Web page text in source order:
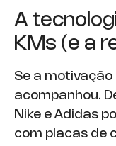
A
KMs (e a
Se a
acompanhou.
Nike e Adidas
com placas de